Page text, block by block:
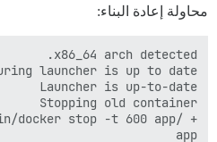
محاولة إعادة البناء: